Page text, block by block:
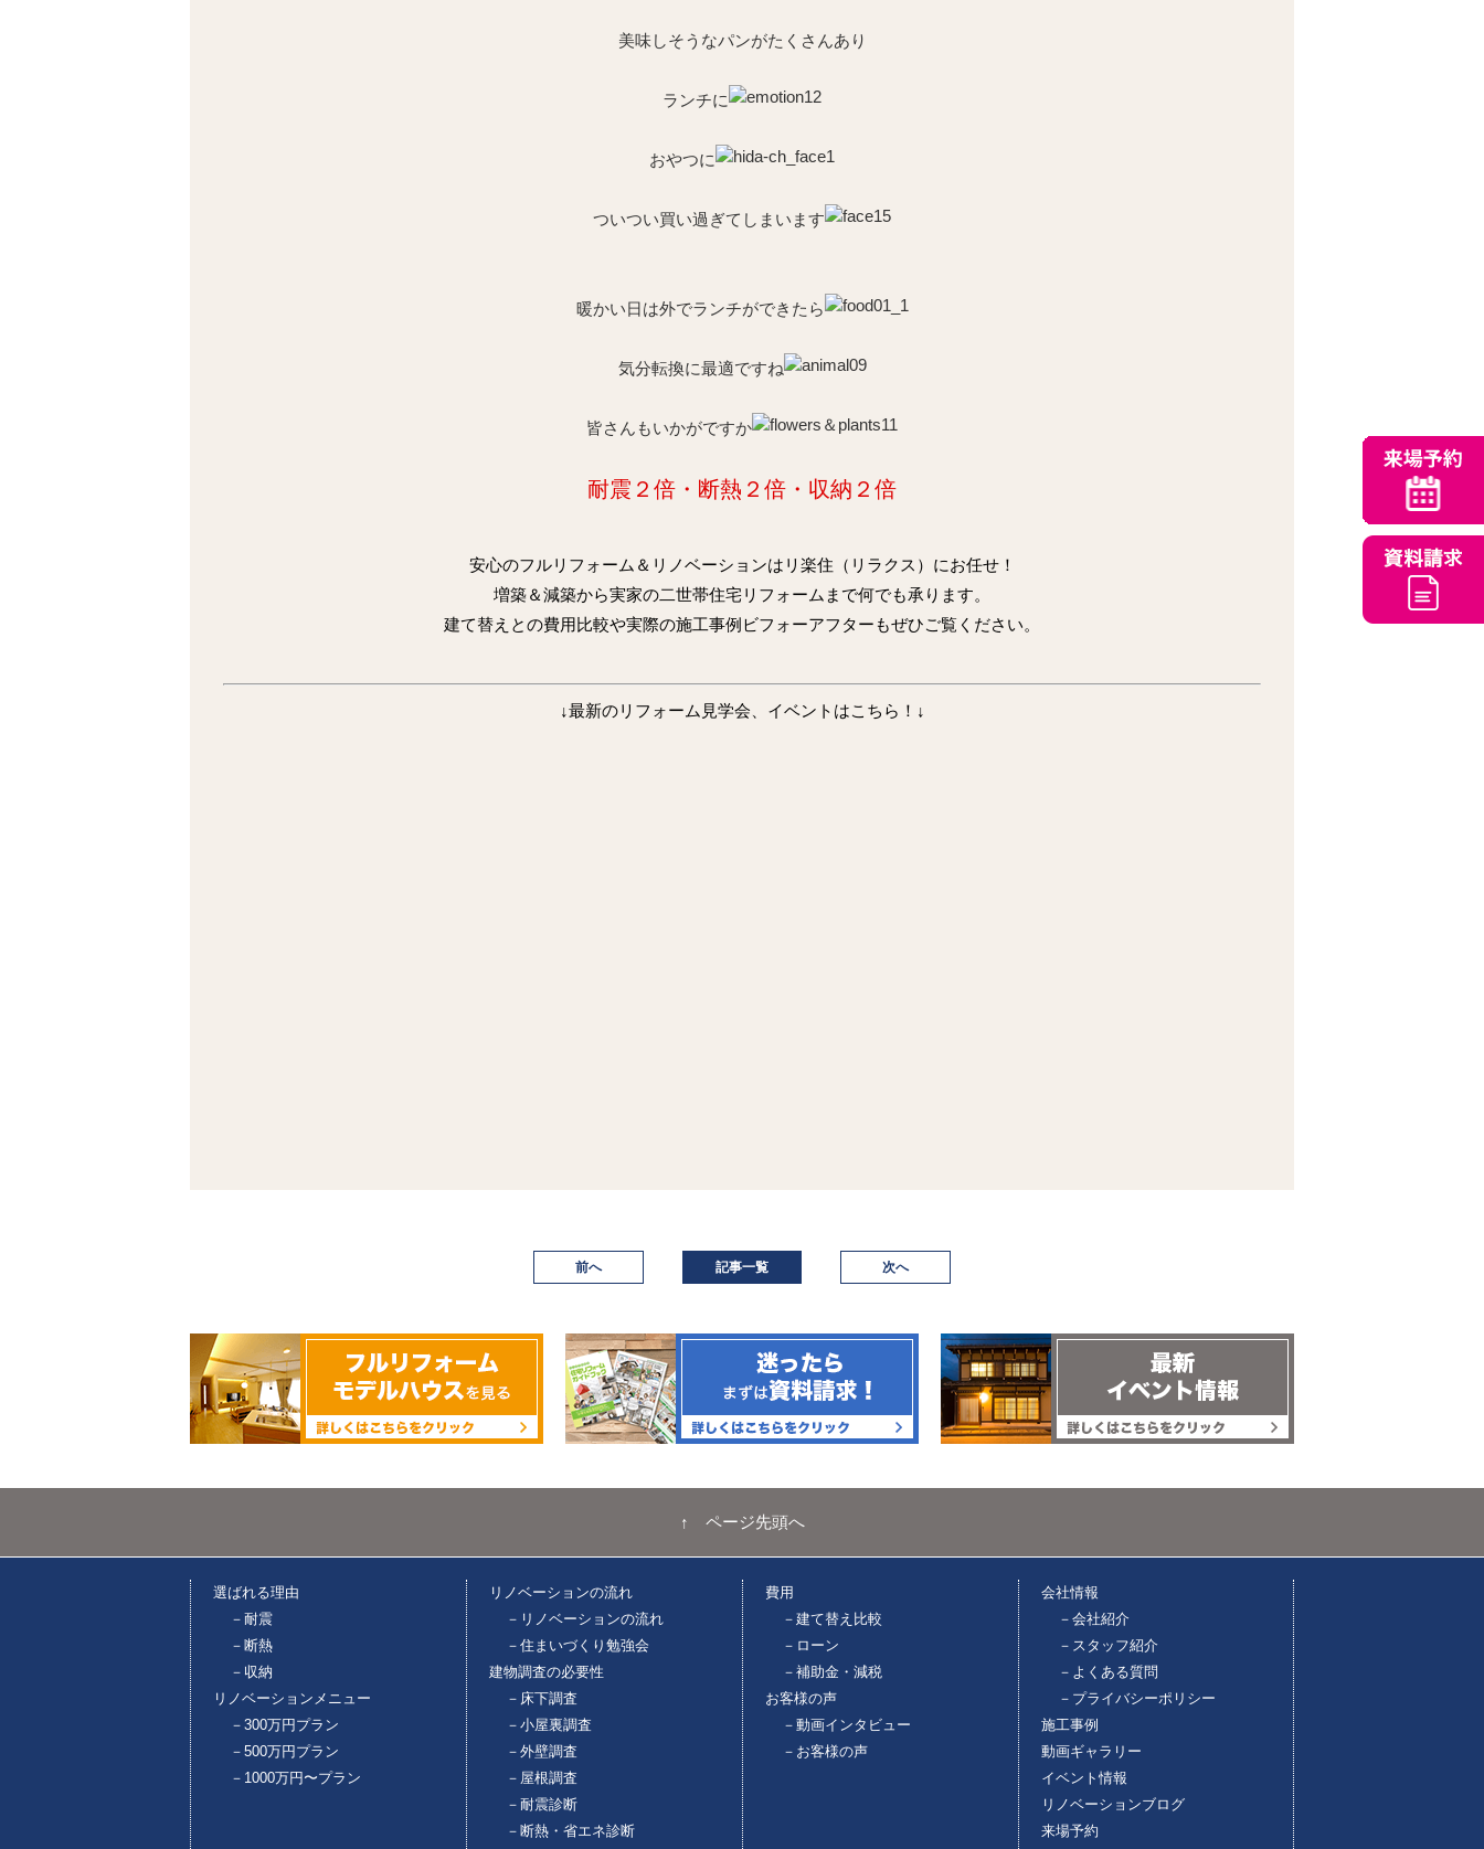
美味しそうなパンがたくさんあり
ランチに
おやつに
ついつい買い過ぎてしまいます
暖かい日は外でランチができたら
気分転換に最適ですね
皆さんもいかがですか
耐震２倍・断熱２倍・収納２倍
安心のフルリフォーム＆リノベーションはリ楽住（リラクス）にお任せ！
増築＆減築から実家の二世帯住宅リフォームまで何でも承ります。
建て替えとの費用比較や実際の施工事例ビフォーアフターもぜひご覧ください。
↓最新のリフォーム見学会、イベントはこちら！↓
前へ 記事一覧 次へ
↑ ページ先頭へ
選ばれる理由
－耐震
－断熱
－収納
リノベーションメニュー
－300万円プラン
－500万円プラン
－1000万円〜プラン
リノベーションの流れ
－リノベーションの流れ
－住まいづくり勉強会
建物調査の必要性
－床下調査
－小屋裏調査
－外壁調査
－屋根調査
－耐震診断
－断熱・省エネ診断
費用
－建て替え比較
－ローン
－補助金・減税
お客様の声
－動画インタビュー
－お客様の声
会社情報
－会社紹介
－スタッフ紹介
－よくある質問
－プライバシーポリシー
施工事例
動画ギャラリー
イベント情報
リノベーションブログ
来場予約